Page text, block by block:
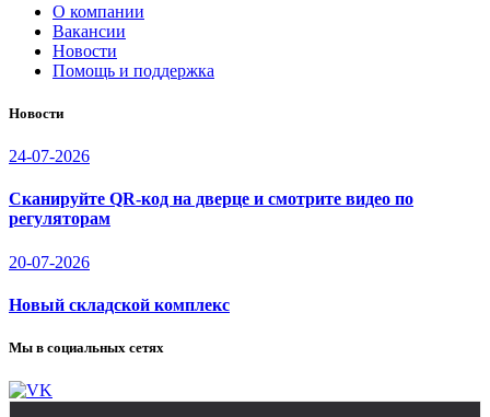
О компании
Вакансии
Новости
Помощь и поддержка
Новости
24-07-2026
Сканируйте QR-код на дверце и смотрите видео по
регуляторам
20-07-2026
Новый складской комплекс
Мы в социальных сетях